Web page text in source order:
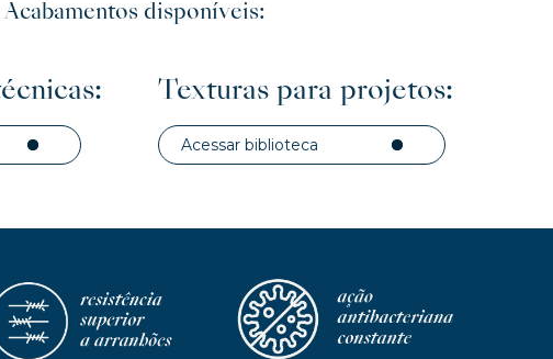
Acabamentos disponíveis:
Texturas para projetos:
Acessar biblioteca